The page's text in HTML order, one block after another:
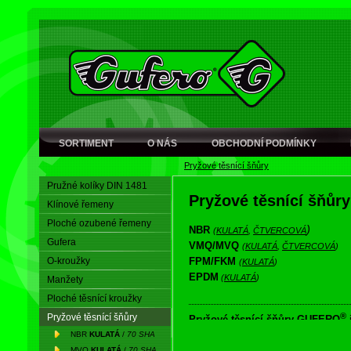
SORTIMENT O NÁS OBCHODNÍ PODMÍNKY
Pryžové těsnící šňůry
Pružné kolíky DIN 1481
Klínové řemeny
Ploché ozubené řemeny
Gufera
O-kroužky
Manžety
Ploché těsnící kroužky
Pryžové těsnící šňůry
NBR KULATÁ / 70 SHA
Pryžové těsnící šňůry
NBR (KULATÁ ČTVERCOVÁ)
VMQ/MVQ (KULATÁ ČTVERCOVÁ)
FPM/FKM (KULATÁ)
EPDM (KULATÁ)
Pryžové těsnící šňůry GUFERO®